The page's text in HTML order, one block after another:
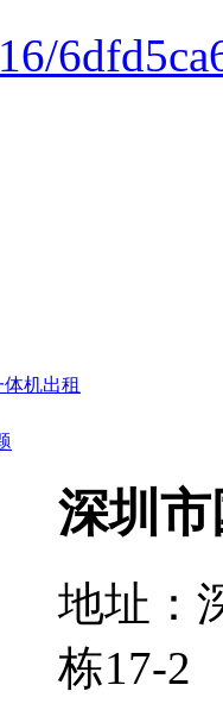
机出租
深圳
地址：
栋17-2